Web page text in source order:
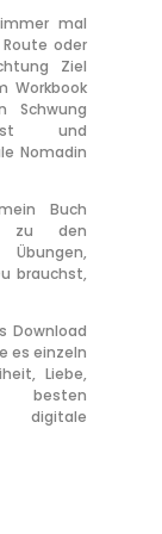
mal
oder
Ziel
Workbook
Schwung
und
Nomadin
Buch
zu den
brauchst,
Download
es einzeln
Liebe,
digitale